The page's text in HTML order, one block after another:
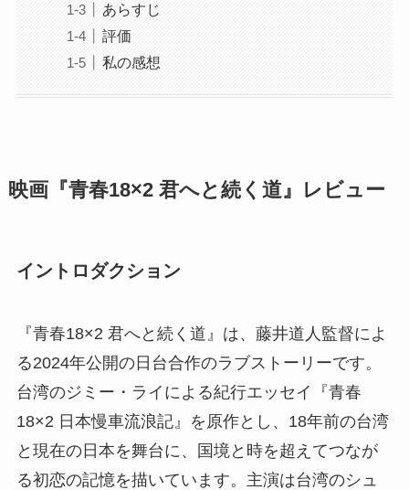
あらすじ
評価
私の感想
映画『青春18×2 君へと続く道』レビュー
イントロダクション
『青春18×2 君へと続く道』は、藤井道人監督によ
る2024年公開の日台合作のラブストーリーです。
台湾のジミー・ライによる紀行エッセイ『青春
18×2 日本慢車流浪記』を原作とし、18年前の台湾
と現在の日本を舞台に、国境と時を超えてつなが
る初恋の記憶を描いています。主演は台湾のシュ